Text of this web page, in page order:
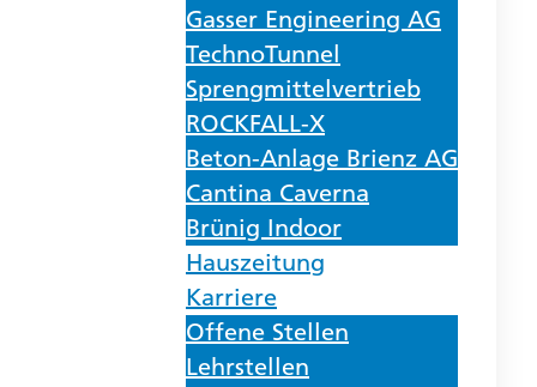
Gasser Engineering AG
TechnoTunnel
Sprengmittelvertrieb
ROCKFALL-X
Beton-Anlage Brienz AG
Cantina Caverna
Brünig Indoor
Hauszeitung
Karriere
Offene Stellen
Lehrstellen